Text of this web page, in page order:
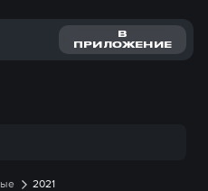
В
ПРИЛОЖЕНИЕ
2021